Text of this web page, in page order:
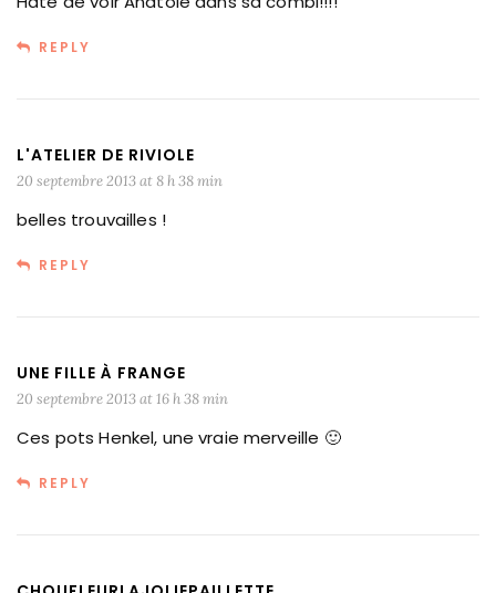
REPLY
L'ATELIER DE RIVIOLE
20 septembre 2013 at 8 h 38 min
belles trouvailles !
REPLY
UNE FILLE À FRANGE
20 septembre 2013 at 16 h 38 min
Ces pots Henkel, une vraie merveille 🙂
REPLY